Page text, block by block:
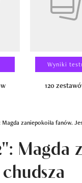
Wyniki
120
zaniepokoiła fanów.
Magda